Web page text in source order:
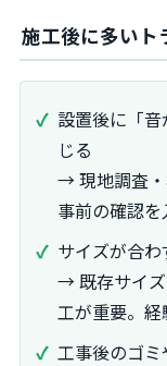
施工後に多いト
設置後に「
じる
→ 現地調査・
事前の確認を
サイズが合
→ 既存サイズ
工が重要。経
工事後のゴ